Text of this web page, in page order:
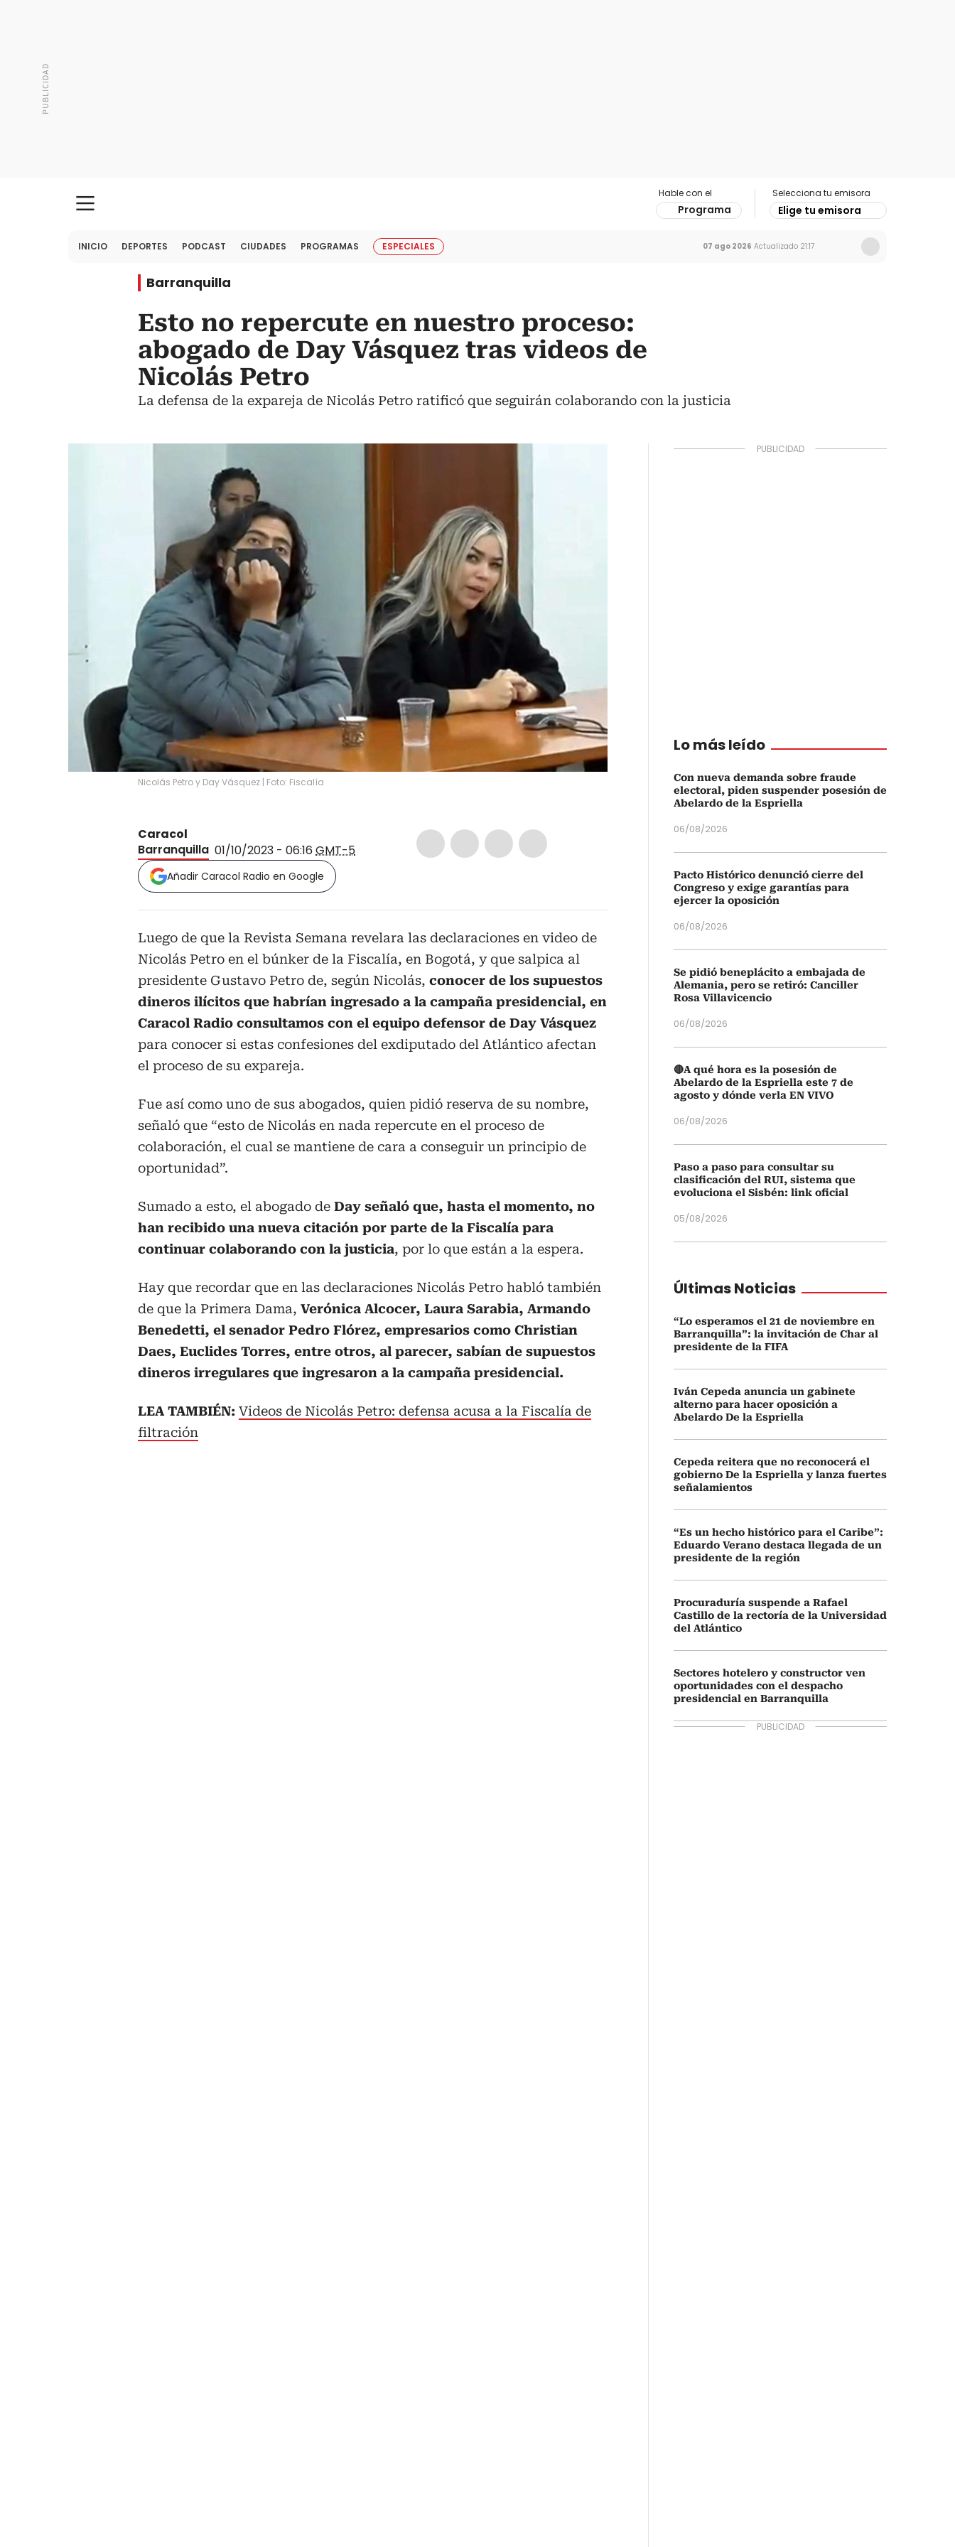
Hable con el
Programa
Selecciona tu emisora
Elige tu emisora
INICIO DEPORTES PODCAST CIUDADES PROGRAMAS ESPECIALES 07 ago 2026 Actualizado 21:17
Barranquilla
Esto no repercute en nuestro proceso:
abogado de Day Vásquez tras videos de
Nicolás Petro
La defensa de la expareja de Nicolás Petro ratificó que seguirán colaborando con la justicia
Nicolás Petro y Day Vásquez | Foto: Fiscalía
Caracol
Barranquilla 01/10/2023 - 06:16 GMT-5
Añadir Caracol Radio en Google
Luego de que la Revista Semana revelara las declaraciones en video de
Nicolás Petro en el búnker de la Fiscalía, en Bogotá, y que salpica al
presidente Gustavo Petro de, según Nicolás, conocer de los supuestos
dineros ilícitos que habrían ingresado a la campaña presidencial, en
Caracol Radio consultamos con el equipo defensor de Day Vásquez
para conocer si estas confesiones del exdiputado del Atlántico afectan
el proceso de su expareja.
Fue así como uno de sus abogados, quien pidió reserva de su nombre,
señaló que “esto de Nicolás en nada repercute en el proceso de
colaboración, el cual se mantiene de cara a conseguir un principio de
oportunidad”.
Sumado a esto, el abogado de Day señaló que, hasta el momento, no
han recibido una nueva citación por parte de la Fiscalía para
continuar colaborando con la justicia, por lo que están a la espera.
Hay que recordar que en las declaraciones Nicolás Petro habló también
de que la Primera Dama, Verónica Alcocer, Laura Sarabia, Armando
Benedetti, el senador Pedro Flórez, empresarios como Christian
Daes, Euclides Torres, entre otros, al parecer, sabían de supuestos
dineros irregulares que ingresaron a la campaña presidencial.
LEA TAMBIÉN: Videos de Nicolás Petro: defensa acusa a la Fiscalía de
filtración
Lo más leído
Con nueva demanda sobre fraude
electoral, piden suspender posesión de
Abelardo de la Espriella
06/08/2026
Pacto Histórico denunció cierre del
Congreso y exige garantías para
ejercer la oposición
06/08/2026
Se pidió beneplácito a embajada de
Alemania, pero se retiró: Canciller
Rosa Villavicencio
06/08/2026
🔴A qué hora es la posesión de
Abelardo de la Espriella este 7 de
agosto y dónde verla EN VIVO
06/08/2026
Paso a paso para consultar su
clasificación del RUI, sistema que
evoluciona el Sisbén: link oficial
05/08/2026
Últimas Noticias
“Lo esperamos el 21 de noviembre en
Barranquilla”: la invitación de Char al
presidente de la FIFA
Iván Cepeda anuncia un gabinete
alterno para hacer oposición a
Abelardo De la Espriella
Cepeda reitera que no reconocerá el
gobierno De la Espriella y lanza fuertes
señalamientos
“Es un hecho histórico para el Caribe”:
Eduardo Verano destaca llegada de un
presidente de la región
Procuraduría suspende a Rafael
Castillo de la rectoría de la Universidad
del Atlántico
Sectores hotelero y constructor ven
oportunidades con el despacho
presidencial en Barranquilla